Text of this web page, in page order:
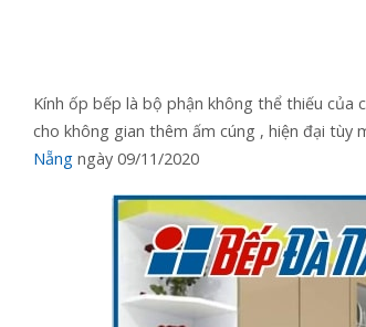
Kính ốp bếp là bộ phận không thể thiếu của
cho không gian thêm ấm cúng , hiện đại tùy
Nẵng ngày 09/11/2020